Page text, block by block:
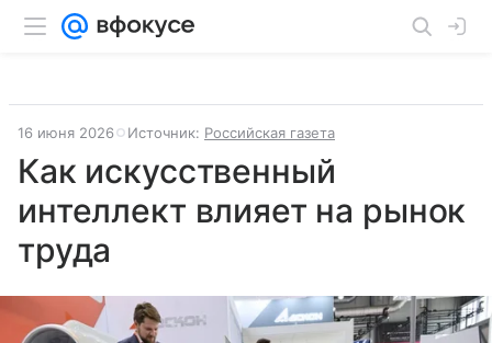
16 июня 2026 Источник: Российская газета
Как искусственный
интеллект влияет на рынок
труда